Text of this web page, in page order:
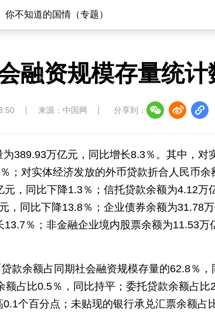
你不知道的国情（专题）
融资规模存量统
来源：中国网 分享到：
389.93万亿元，同比增长8.3％。其中，对
；对实体经济发放的外币贷款折合人民币余
，同比下降1.3％；信托贷款余额为4.12万
，同比下降13.8％；企业债券余额为31.78
％；非金融企业境内股票余额为11.53万
款余额占同期社会融资规模存量的62.8％
占比0.5％，同比持平；委托贷款余额占比
个百分点；未贴现的银行承兑汇票余额占